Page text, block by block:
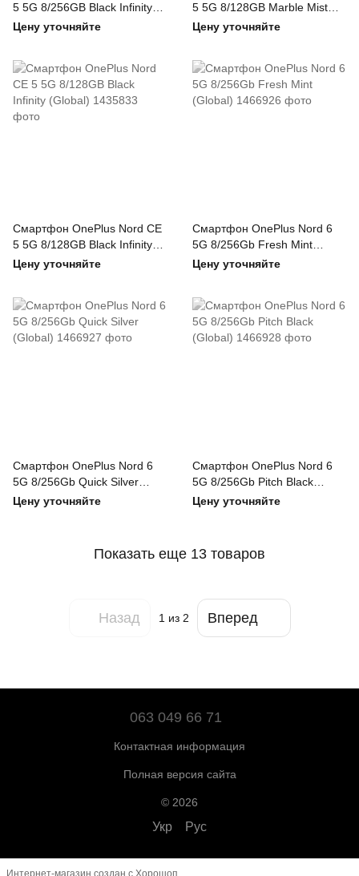
5 5G 8/256GB Black Infinity
(Global)
Цену уточняйте
5 5G 8/128GB Marble Mist
(Global)
Цену уточняйте
Смартфон OnePlus Nord CE
5 5G 8/128GB Black Infinity
(Global)
Цену уточняйте
Смартфон OnePlus Nord 6
5G 8/256Gb Fresh Mint
(Global)
Цену уточняйте
Смартфон OnePlus Nord 6
5G 8/256Gb Quick Silver
(Global)
Цену уточняйте
Смартфон OnePlus Nord 6
5G 8/256Gb Pitch Black
(Global)
Цену уточняйте
Показать еще 13 товаров
Назад 1 из 2 Вперед
063 049 66 71
Контактная информация
Полная версия сайта
© 2026
Укр Рус
Интернет-магазин создан с Хорошоп